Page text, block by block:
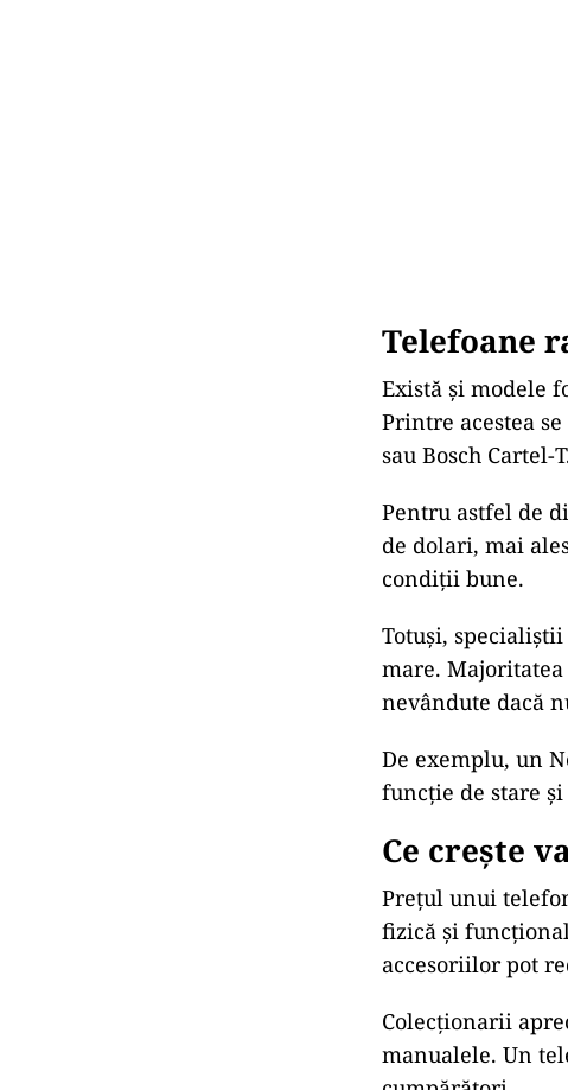
Telefoane
Există și modele
Printre acestea
sau Bosch Cartel-
Pentru astfel de
de dolari, mai
condiții bune.
Totuși,
mare.
nevândute dacă
De exemplu, un
funcție de stare
Ce crește
Prețul unui
fizică și
accesoriilor pot
Colecționarii
manualele. Un